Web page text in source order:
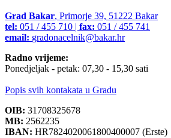
Grad Bakar, Primorje 39, 51222 Bakar
tel: 051 / 455 710 | fax: 051 / 455 741
email: gradonacelnik@bakar.hr
Radno vrijeme:
Ponedjeljak - petak: 07,30 - 15,30 sati
Popis svih kontakata u Gradu
OIB: 31708325678
MB: 2562235
IBAN: HR7824020061800400007 (Erste)